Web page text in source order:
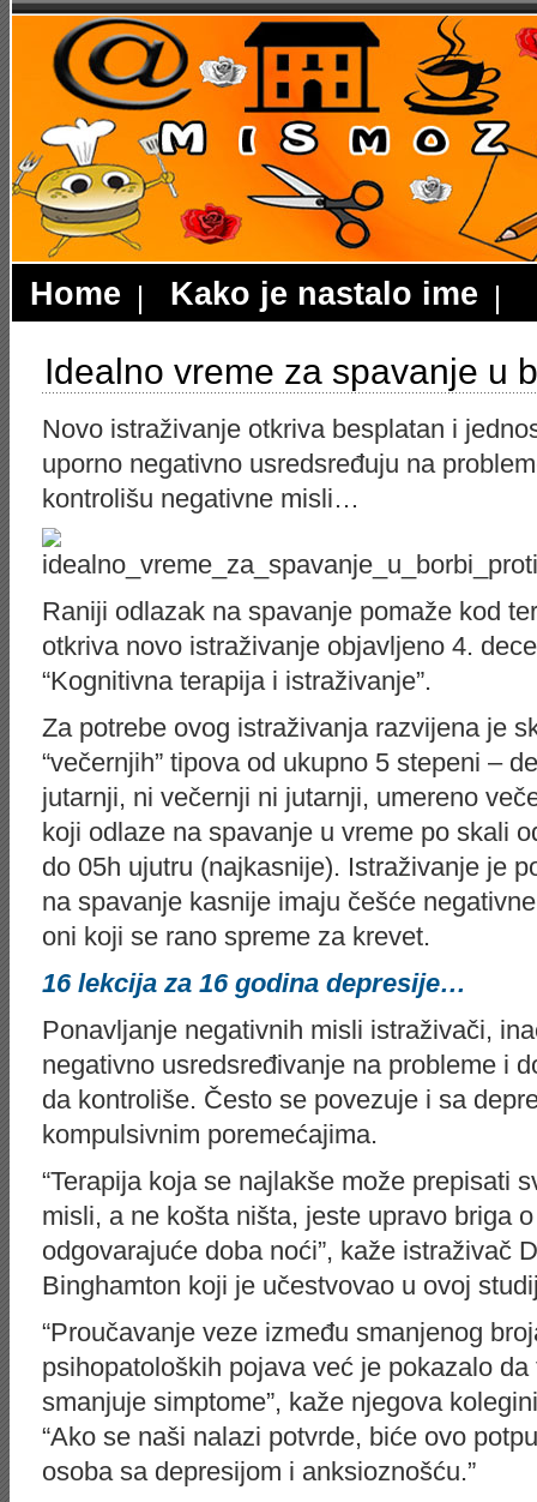
Home Kako je nastalo ime
Idealno vreme za spavanje u
Novo istraživanje otkriva besplatan i
uporno negativno usredsređuju na
kontrolišu negativne misli…
Raniji odlazak na spavanje pomaže kod
otkriva novo istraživanje objavljeno 4.
“Kognitivna terapija i istraživanje”.
Za potrebe ovog istraživanja razvijena je
“večernjih” tipova od ukupno 5 stepeni –
jutarnji, ni večernji ni jutarnji, umereno
koji odlaze na spavanje u vreme po skali
do 05h ujutru (najkasnije). Istraživanje je
na spavanje kasnije imaju češće
oni koji se rano spreme za krevet.
16 lekcija za 16 godina depresije…
Ponavljanje negativnih misli istraživači,
negativno usredsređivanje na probleme i
da kontroliše. Često se povezuje i sa
kompulsivnim poremećajima.
“Terapija koja se najlakše može prepisati
misli, a ne košta ništa, jeste upravo briga
odgovarajuće doba noći”, kaže istraživač
Binghamton koji je učestvovao u ovoj
“Proučavanje veze između smanjenog
psihopatoloških pojava već je pokazalo
smanjuje simptome”, kaže njegova
“Ako se naši nalazi potvrde, biće ovo
osoba sa depresijom i anksioznošću.”